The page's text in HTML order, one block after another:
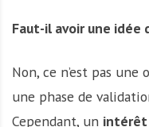
Faut-il avoir une
Non, ce n’est pas
une phase de
Cependant, un intérêt